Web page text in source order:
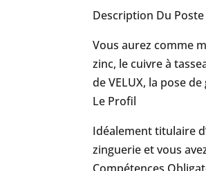
Description Du Poste
Vous aurez comme
zinc, le cuivre à
de VELUX, la pose
Le Profil
Idéalement titulaire
zinguerie et vous